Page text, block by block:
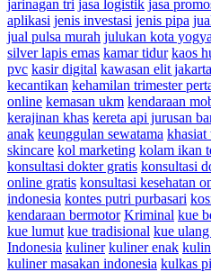
jarinagan tri jasa logistik jasa
aplikasi jenis investasi jenis pipa
jual pulsa murah julukan kota
silver lapis emas kamar tidur kaos
pvc kasir digital kawasan elit jakarta
kecantikan kehamilan trimester
online kemasan ukm kendaraan
kerajinan khas kereta api jurusan
anak keunggulan sewatama khasiat
skincare kol marketing kolam ikan
konsultasi dokter gratis konsultasi
online gratis konsultasi kesehatan
indonesia kontes putri purbasari
kendaraan bermotor Kriminal kue
kue lumut kue tradisional kue
Indonesia kuliner kuliner enak
kuliner masakan indonesia kulkas